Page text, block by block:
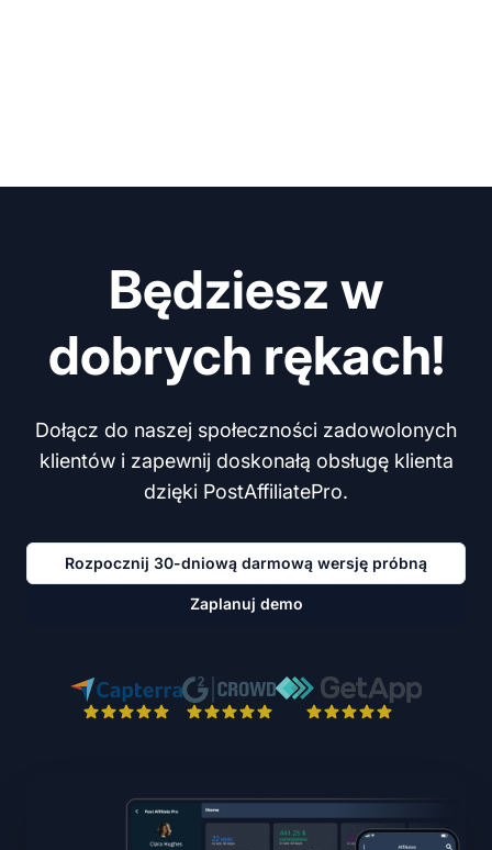
Będziesz w
dobrych rękach!
Dołącz do naszej społeczności zadowolonych
klientów i zapewnij doskonałą obsługę klienta
dzięki PostAffiliatePro.
Rozpocznij 30-dniową darmową wersję próbną
Zaplanuj demo